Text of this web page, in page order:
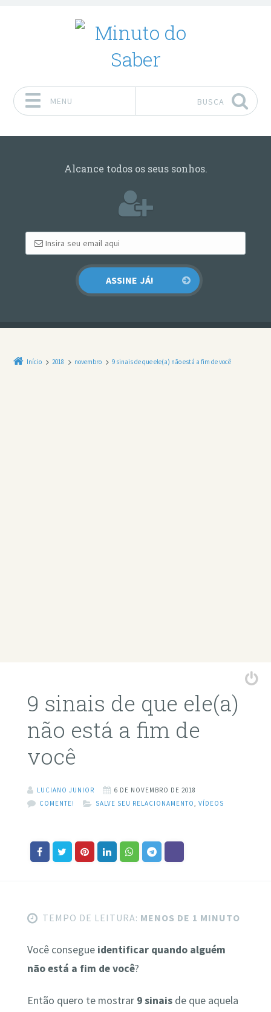
MENU BUSCA
Alcance todos os seus sonhos.
Início 2018 novembro 9 sinais de que ele(a) não está a fim de você
9 sinais de que ele(a)
não está a fim de
você
LUCIANO JUNIOR
6 DE NOVEMBRO DE 2018
COMENTE!
SALVE SEU RELACIONAMENTO VÍDEOS
TEMPO DE LEITURA: MENOS DE 1 MINUTO
Você consegue identificar quando alguém
não está a fim de você?
Então quero te mostrar 9 sinaisde que aquela